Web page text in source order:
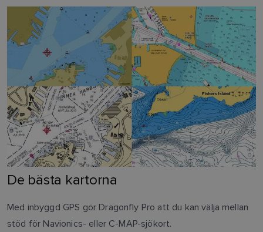
De bästa kartorna
Med inbyggd GPS gör Dragonfly Pro att du kan välja mellan
stöd för Navionics- eller C-MAP-sjökort.